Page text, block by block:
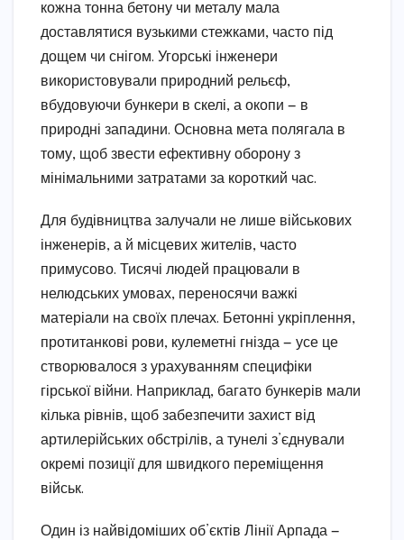
кожна тонна бетону чи металу мала
доставлятися вузькими стежками, часто під
дощем чи снігом. Угорські інженери
використовували природний рельєф,
вбудовуючи бункери в скелі, а окопи — в
природні западини. Основна мета полягала в
тому, щоб звести ефективну оборону з
мінімальними затратами за короткий час.
Для будівництва залучали не лише військових
інженерів, а й місцевих жителів, часто
примусово. Тисячі людей працювали в
нелюдських умовах, переносячи важкі
матеріали на своїх плечах. Бетонні укріплення,
протитанкові рови, кулеметні гнізда — усе це
створювалося з урахуванням специфіки
гірської війни. Наприклад, багато бункерів мали
кілька рівнів, щоб забезпечити захист від
артилерійських обстрілів, а тунелі з’єднували
окремі позиції для швидкого переміщення
військ.
Один із найвідоміших об’єктів Лінії Арпада —